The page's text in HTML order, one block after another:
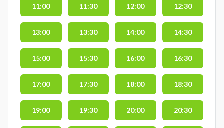
11:00 11:30 12:00 12:30
13:00 13:30 14:00 14:30
15:00 15:30 16:00 16:30
17:00 17:30 18:00 18:30
19:00 19:30 20:00 20:30